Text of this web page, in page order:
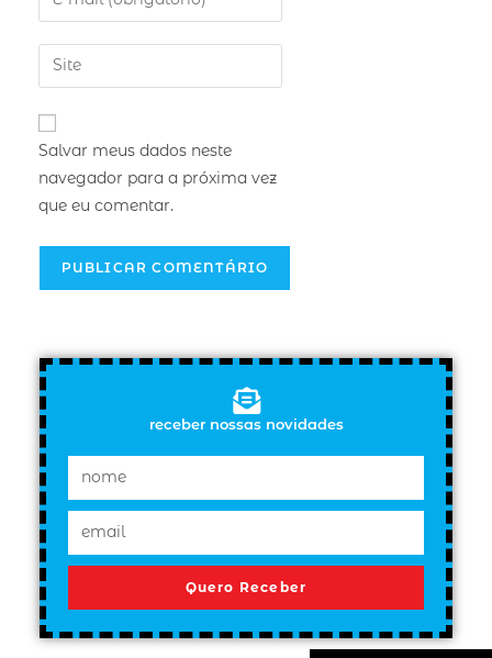
Salvar meus dados neste
navegador para a próxima vez
que eu comentar.
receber nossas novidades
Quero Receber